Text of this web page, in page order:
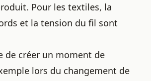
Pour les textiles, la
et la tension du fil sont
de créer un moment de
lors du changement de